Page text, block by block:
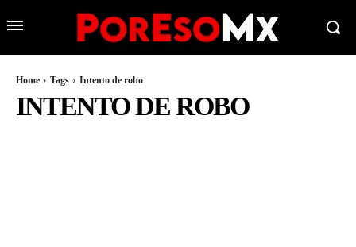
Home Tags Intento de robo
INTENTO DE ROBO